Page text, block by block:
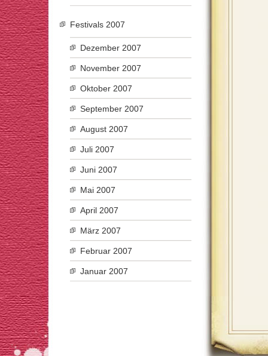
Festivals 2007
Dezember 2007
November 2007
Oktober 2007
September 2007
August 2007
Juli 2007
Juni 2007
Mai 2007
April 2007
März 2007
Februar 2007
Januar 2007